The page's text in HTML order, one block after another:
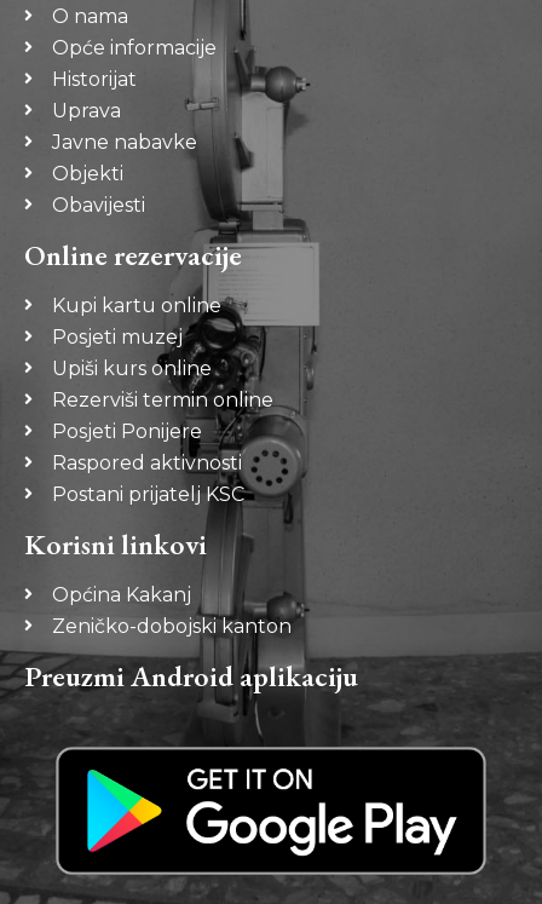
O nama
Opće informacije
Historijat
Uprava
Javne nabavke
Objekti
Obavijesti
Online rezervacije
Kupi kartu online
Posjeti muzej
Upiši kurs online
Rezerviši termin online
Posjeti Ponijere
Raspored aktivnosti
Postani prijatelj KSC
Korisni linkovi
Općina Kakanj
Zeničko-dobojski kanton
Preuzmi Android aplikaciju